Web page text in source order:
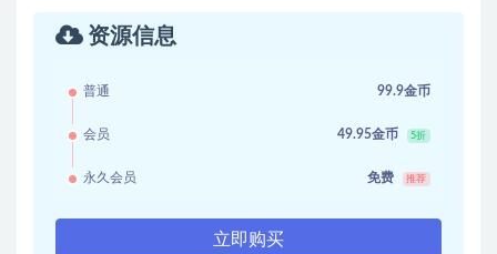
资源信息
普通 99.9金币
会员 49.95金币 5折
永久会员 免费 推荐
立即购买